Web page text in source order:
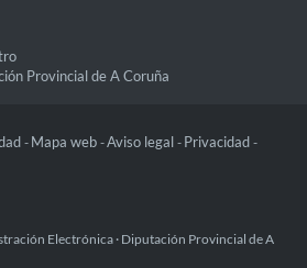
Provincial de A Coruña
- Mapa web -Aviso legal - Privacidad -
Electrónica · Diputación Provincial de A